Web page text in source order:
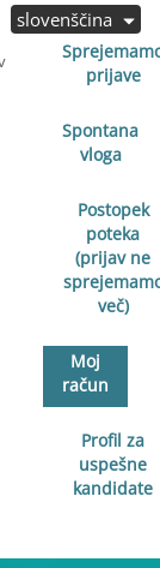
prijave
Spontana
vloga
Postopek
poteka
(prijav ne
več)
Moj
račun
Profil za
uspešne
kandidate
slovenščina